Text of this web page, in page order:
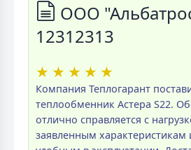
ООО
12312313
★ ★ ★ ★ ★
Компания Теплогарант
теплообменник Астера S22.
отлично справляется с
заявленным характеристикам